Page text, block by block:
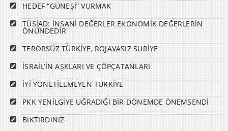
HEDEF “GÜNEŞİ” VURMAK
TÜSİAD: İNSANİ DEĞERLER EKONOMİK DEĞERLERİN
ÖNÜNDEDİR
TERÖRSÜZ TÜRKİYE, ROJAVASIZ SURİYE
İSRAİL’İN AŞKLARI VE ÇÖPÇATANLARI
İYİ YÖNETİLEMEYEN TÜRKİYE
PKK YENİLGİYE UĞRADIĞI BİR DÖNEMDE ÖNEMSENDİ
BIKTIRDINIZ